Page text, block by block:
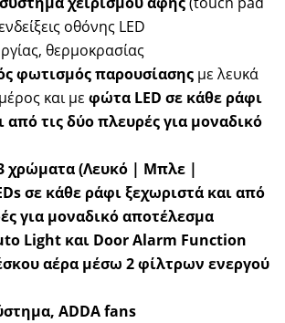
οθόνης LED
θερμοκρασίας
φωτισμός παρουσίασης με λευκά
και με φώτα LED σε κάθε ράφι
από τις δύο πλευρές για μοναδικό
χρώματα (Λευκό | Μπλε |
σε κάθε ράφι ξεχωριστά και από
για μοναδικό αποτέλεσμα
Light και Door Alarm Function
αέρα μέσω 2 φίλτρων ενεργού
ADDA fans